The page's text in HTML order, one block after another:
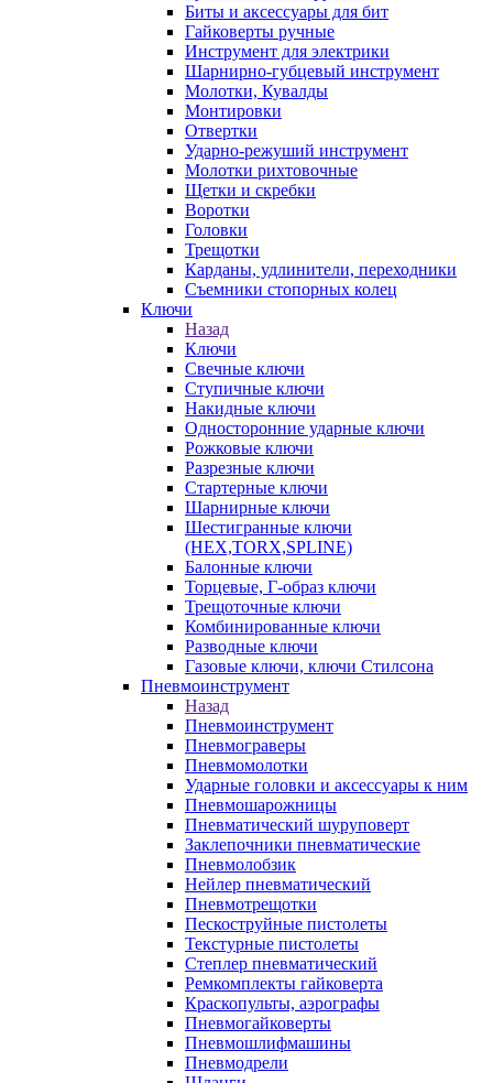
Биты и аксессуары для бит
Гайковерты ручные
Инструмент для электрики
Шарнирно-губцевый инструмент
Молотки, Кувалды
Монтировки
Отвертки
Ударно-режуший инструмент
Молотки рихтовочные
Щетки и скребки
Воротки
Головки
Трещотки
Карданы, удлинители, переходники
Съемники стопорных колец
Ключи
Назад
Ключи
Свечные ключи
Ступичные ключи
Накидные ключи
Односторонние ударные ключи
Рожковые ключи
Разрезные ключи
Стартерные ключи
Шарнирные ключи
Шестигранные ключи
(HEX,TORX,SPLINE)
Балонные ключи
Торцевые, Г-образ ключи
Трещоточные ключи
Комбинированные ключи
Разводные ключи
Газовые ключи, ключи Стилсона
Пневмоинструмент
Назад
Пневмоинструмент
Пневмограверы
Пневмомолотки
Ударные головки и аксессуары к ним
Пневмошарожницы
Пневматический шуруповерт
Заклепочники пневматические
Пневмолобзик
Нейлер пневматический
Пневмотрещотки
Пескоструйные пистолеты
Текстурные пистолеты
Степлер пневматический
Ремкомплекты гайковерта
Краскопульты, аэрографы
Пневмогайковерты
Пневмошлифмашины
Пневмодрели